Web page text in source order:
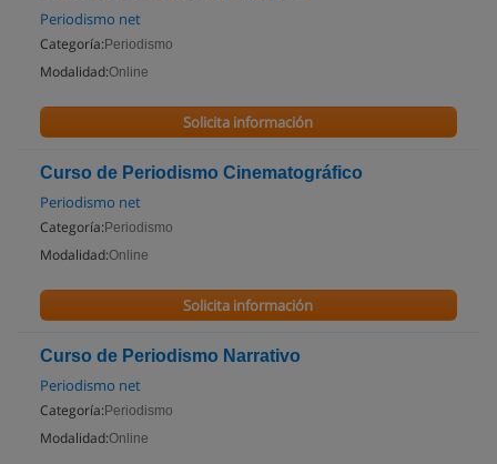
Periodismo net
Categoría: Periodismo
Modalidad:Online
Solicita información
Curso de Periodismo Cinematográfico
Periodismo net
Categoría: Periodismo
Modalidad:Online
Solicita información
Curso de Periodismo Narrativo
Periodismo net
Categoría: Periodismo
Modalidad:Online